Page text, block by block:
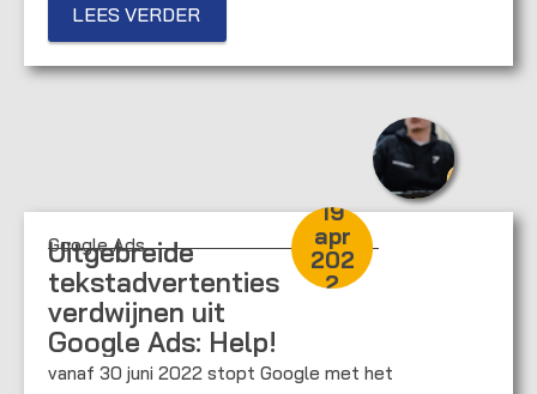
LEES VERDER
Google Ads
19
apr
202
2
Uitgebreide
tekstadvertenties
verdwijnen uit
Google Ads: Help!
vanaf 30 juni 2022 stopt Google met het